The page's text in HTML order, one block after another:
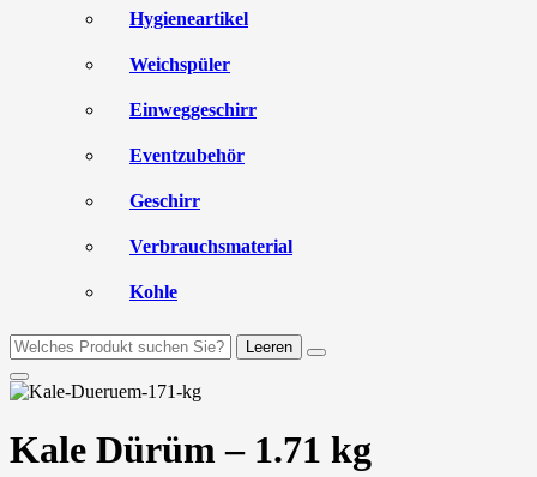
Hygieneartikel
Weichspüler
Einweggeschirr
Eventzubehör
Geschirr
Verbrauchsmaterial
Kohle
Leeren
Kale Dürüm – 1.71 kg